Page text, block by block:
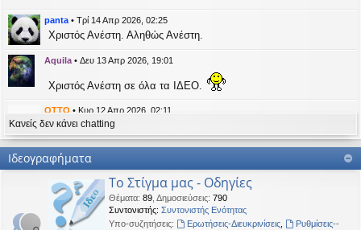
εις
η
panta • Τρί 14 Απρ 2026, 02:25
Χριστός Ανέστη. Αληθώς Ανέστη.
Aquila • Δευ 13 Απρ 2026, 19:01
Χριστός Ανέστη σε όλα τα ΙΔΕΟ.
OTTO • Κυρ 12 Απρ 2026, 02:11
likes this message
panta έγραψε:
Καλή Μεγάλη Εβδομάδα. Καλή Ανάσταση.
Καλή Ανάσταση σε όλους!
Κανείς δεν κάνει chatting
Ιδεογραφήματα
Το Στίγμα μας - Οδηγίες
Θέματα: 89 Δημοσιεύσεις: 790
Συντονιστής: Συντονιστής Ενότητας
Υπο-συζητήσεις:
Ερωτήσεις-Διευκρινίσεις,
Ρυθμίσεις--